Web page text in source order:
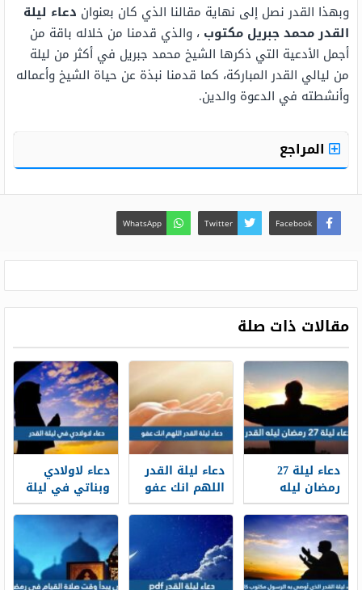
وبهذا القدر نصل إلى نهاية مقالنا الذي كان بعنوان دعاء ليلة
القدر محمد جبريل مكتوب ، والذي قدمنا من خلاله باقة من
أجمل الأدعية التي ذكرها الشيخ محمد جبريل في أكثر من ليلة
من ليالي القدر المباركة، كما قدمنا نبذة عن حياة الشيخ وأعماله
وأنشطته في الدعوة والدين.
المراجع
Facebook
Twitter
WhatsApp
مقالات ذات صلة
دعاء ليلة 27
رمضان ليله
القدر 1447
وأفضل صيغ
أدعية ليلة 27
من رمضان
دعاء ليلة القدر
اللهم انك عفو
تحب العفو
فاعف عنا
دعاء لاولادي
وبناتي في ليلة
القدر